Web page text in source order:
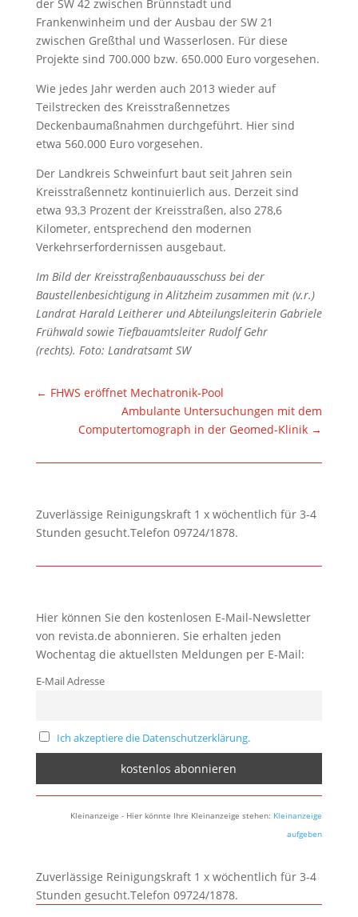
der SW 42 zwischen Brünnstadt und
Frankenwinheim und der Ausbau der SW 21
zwischen Greßthal und Wasserlosen. Für diese
Projekte sind 700.000 bzw. 650.000 Euro vorgesehen.
Wie jedes Jahr werden auch 2013 wieder auf
Teilstrecken des Kreisstraßennetzes
Deckenbaumaßnahmen durchgeführt. Hier sind
etwa 560.000 Euro vorgesehen.
Der Landkreis Schweinfurt baut seit Jahren sein
Kreisstraßennetz kontinuierlich aus. Derzeit sind
etwa 93,3 Prozent der Kreisstraßen, also 278,6
Kilometer, entsprechend den modernen
Verkehrserfordernissen ausgebaut.
Im Bild der Kreisstraßenbauausschuss bei der
Baustellenbesichtigung in Alitzheim zusammen mit (v.r.)
Landrat Harald Leitherer und Abteilungsleiterin Gabriele
Frühwald sowie Tiefbauamtsleiter Rudolf Gehr
(rechts). Foto: Landratsamt SW
← FHWS eröffnet Mechatronik-Pool
Ambulante Untersuchungen mit dem
Computertomograph in der Geomed-Klinik →
Zuverlässige Reinigungskraft 1 x wöchentlich für 3-4
Stunden gesucht.Telefon 09724/1878.
Hier können Sie den kostenlosen E-Mail-Newsletter
von revista.de abonnieren. Sie erhalten jeden
Wochentag die aktuellsten Meldungen per E-Mail:
E-Mail Adresse
Ich akzeptiere die Datenschutzerklärung.
Kleinanzeige - Hier könnte Ihre Kleinanzeige stehen: Kleinanzeige
aufgeben
Zuverlässige Reinigungskraft 1 x wöchentlich für 3-4
Stunden gesucht.Telefon 09724/1878.